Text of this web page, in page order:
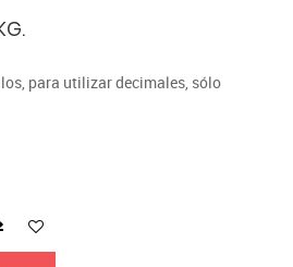
para utilizar decimales, sólo